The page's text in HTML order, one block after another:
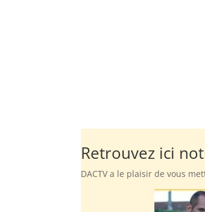
Retrouvez ici
DACTV a le plaisir de vous